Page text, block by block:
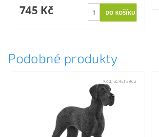
745 Kč
Podobné produkty
Kód:SCHL13962